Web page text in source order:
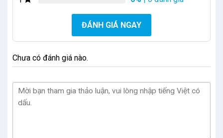
ĐÁNH GIÁ NGAY
Chưa có đánh giá nào.